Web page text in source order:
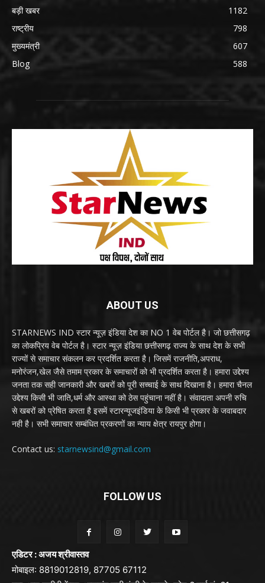
बड़ी खबर
1182
राष्ट्रीय
798
मुख्यमंत्री
607
Blog
588
ABOUT US
STARNEWS IND स्टार न्यूज़ इंडिया देश का NO 1 वेब पोर्टल है। जो छत्तीसगढ़
का लोकप्रिय वेब पोर्टल है। स्टार न्यूज़ इंडिया छत्तीसगढ़ राज्य के साथ देश के सभी
राज्यों से समाचार संकलन कर प्रदर्शित करता है। जिसमें राजनीति,अपराध,
मनोरंजन,खेल जैसे तमाम प्रकार के समाचारों को भी प्रदर्शित करता है। हमारा उद्देश्य
जनता तक सही जानकारी और खबरों को पूरी सच्चाई के साथ दिखाना है। हमारा चैनल
उद्देश्य किसी भी जाति,धर्म और आस्था को ठेस पहुंचाना नहीं है। संवादाता अपनी रुचि
से खबरों को प्रेषित करता है इसमें स्टारन्यूजइंडिया के किसी भी प्रकार के जवाबदार
नही है। सभी समाचार सम्बंधित प्रकरणों का न्याय क्षेत्र रायपुर होगा।
Contact us: starnewsind@gmail.com
FOLLOW US
एडिटर : अजय श्रीवास्तव
मोबाइल: 8819012819, 87705 67112